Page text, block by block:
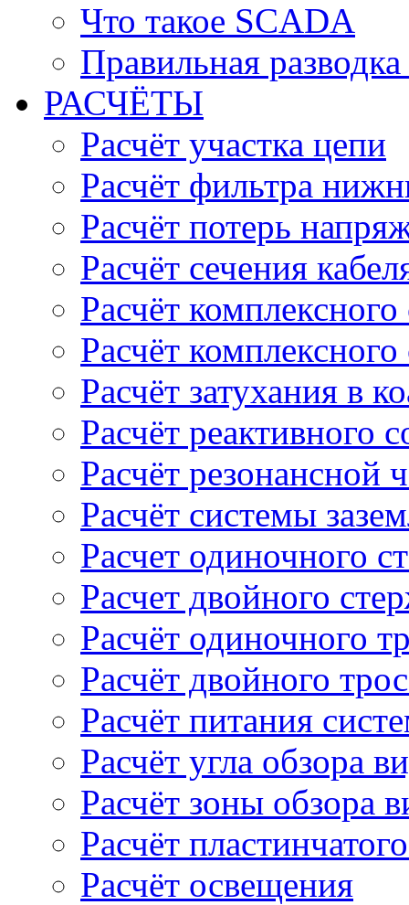
Что такое SCADA
Правильная
РАСЧЁТЫ
Расчёт участка цепи
Расчёт фильтра
Расчёт потерь
Расчёт сечения
Расчёт
Расчёт
Расчёт затухания в
Расчёт реактивного
Расчёт резонансной
Расчёт системы
Расчет одиночного
Расчет двойного
Расчёт одиночного
Расчёт двойного
Расчёт питания
Расчёт угла обзора
Расчёт зоны обзора
Расчёт
Расчёт освещения